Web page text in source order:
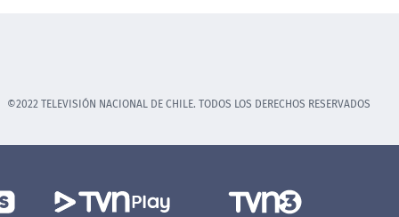
©2022 TELEVISIÓN NACIONAL DE CHILE. TODOS LOS DERECHOS RESERVADOS